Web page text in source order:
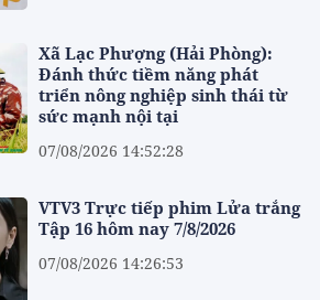
Xã Lạc Phượng (Hải Phòng):
Đánh thức tiềm năng phát
triển nông nghiệp sinh thái từ
sức mạnh nội tại
07/08/2026 14:52:28
VTV3 Trực tiếp phim Lửa trắng
Tập 16 hôm nay 7/8/2026
07/08/2026 14:26:53